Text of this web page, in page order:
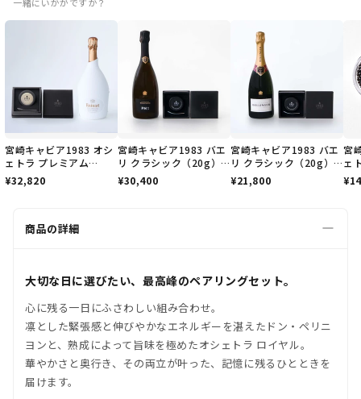
宮崎キャビア1983 オシ
ェトラ プレミアム
(20g) & ルイナール ブ
ラン・ド・ブラン セカ
¥32,820
宮崎キャビア1983 バエ
リ クラシック（20g）&
ボランジェ PN VZ19
(750ml)
¥30,400
宮崎キャビア1983 バエ
リ クラシック（20g）&
ボランジェ Special
Cuvée（スペシャル・キ
¥21,800
宮
ェ
商品の詳細
大切な日に選びたい、 最高峰のペアリングセット。
心に残る一日にふさわしい組み合わせ。
凛とした緊張感と伸びやかなエネルギーを湛えたドン・ペリニ
ヨンと、熟成によって旨味を極めたオシェトラ ロイヤル。
華やかさと奥行き、その両立が叶った、記憶に残るひとときを
届けます。